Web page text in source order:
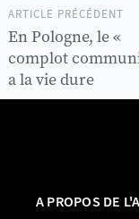
ARTICLE PRÉCÉDENT
En Pologne, le «
complot
a la vie dure
A PROPOS DE